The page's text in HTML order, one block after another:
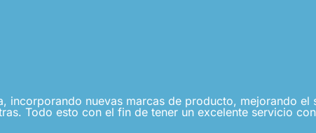
incorporando nuevas marcas de producto, mejorando
Todo esto con el fin de tener un excelente servicio